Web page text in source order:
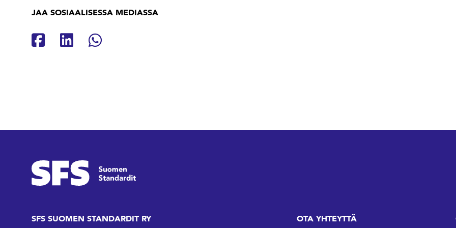
JAA SOSIAALISESSA MEDIASSA
Jaa Facebookissa
Jaa Linkedinissä
Jaa Whatsappissa
SFS SUOMEN STANDARDIT RY OTA YHTEYTTÄ